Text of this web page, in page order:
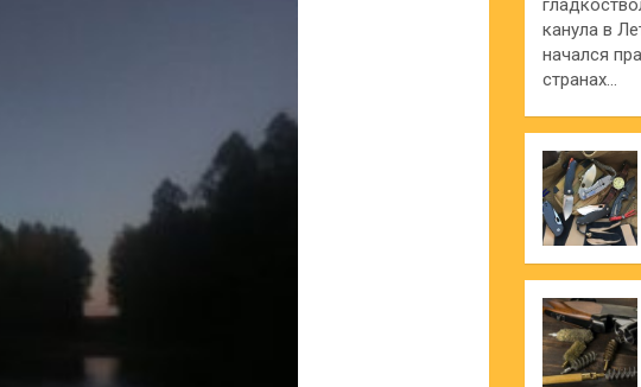
канула в
начался
странах…